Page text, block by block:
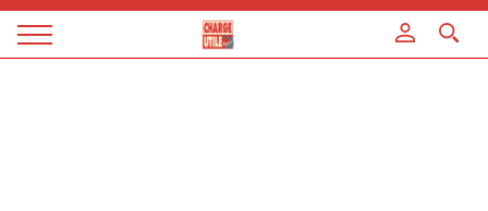
Magazine
Panneau de gestion des cookies